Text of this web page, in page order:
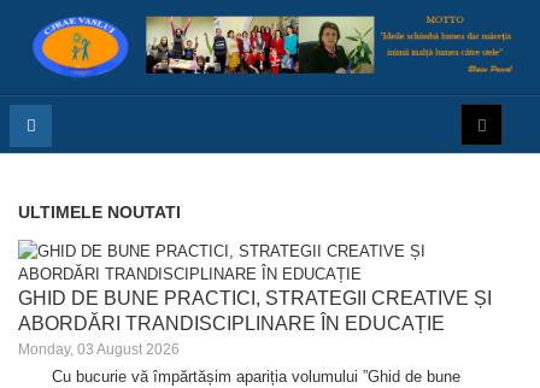
ULTIMELE NOUTATI
GHID DE BUNE PRACTICI, STRATEGII CREATIVE ȘI
ABORDĂRI TRANDISCIPLINARE ÎN EDUCAȚIE
Monday, 03 August 2026
Cu bucurie vă împărtășim apariția volumului ”Ghid de bune